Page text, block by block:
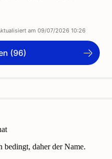
am 09/07/2026 10:26
(96)